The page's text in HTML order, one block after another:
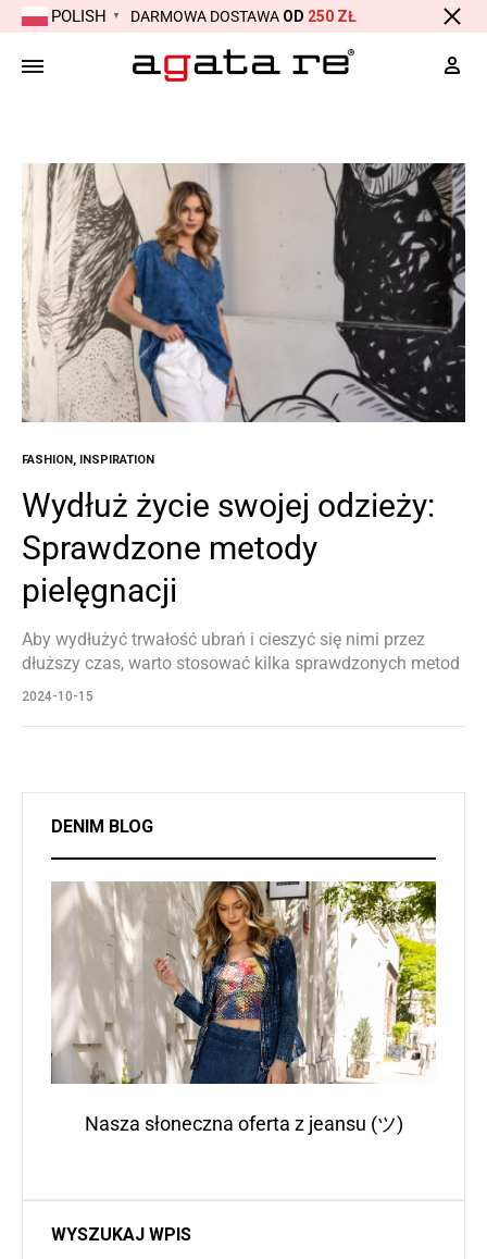
POLISH ▼ DARMOWA DOSTAWA OD 250 ZŁ
FASHION, INSPIRATION
Wydłuż życie swojej odzieży:
Sprawdzone metody
pielęgnacji
Aby wydłużyć trwałość ubrań i cieszyć się nimi przez
dłuższy czas, warto stosować kilka sprawdzonych metod
dbania o odzież. Oto niektóre z nich: 1. Odpowiednia
ryzyko kurczenia się…
2024-10-15
DENIM BLOG
Nasza słoneczna oferta z jeansu (ツ)
WYSZUKAJ WPIS